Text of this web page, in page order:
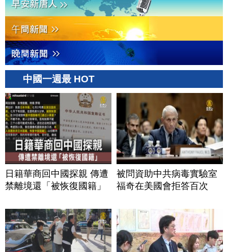
中國一週最 HOT
日籍華商回中國探親 傳遭
禁離境還「被恢復國籍」
被問資助中共病毒實驗室
福奇在美國會拒答百次